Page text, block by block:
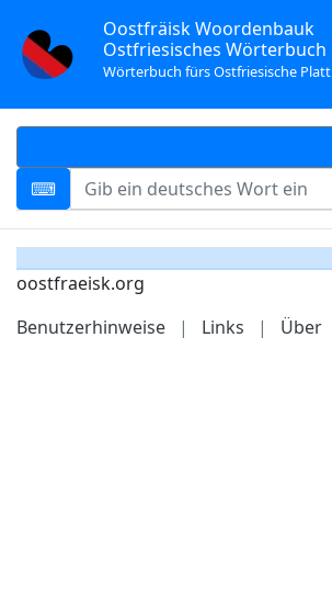
Oostfräisk Woordenbauk
Ostfriesisches Wörterbuch
Wörterbuch fürs Ostfriesische Platt
oostfraeisk.org
Benutzerhinweise
| Links | Über